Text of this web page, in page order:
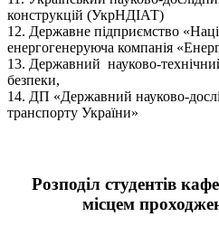
конструкцій (УкрНДІАТ)
12. Державне підприємство
енергогенеруюча компанія
13. Державний науково-технічний
безпеки,
14. ДП «Державний науково-
транспорту України»
Розподіл студентів
місцем